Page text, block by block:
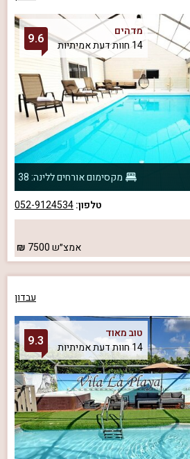
מדהים
14 חוות דעת אמיתיות
9.6
מקסימום אורחים ללינה: 38
טלפון:052-9124534
אמצ״ש7500
עבדון
טוב מאוד
14 חוות דעת אמיתיות
9.3